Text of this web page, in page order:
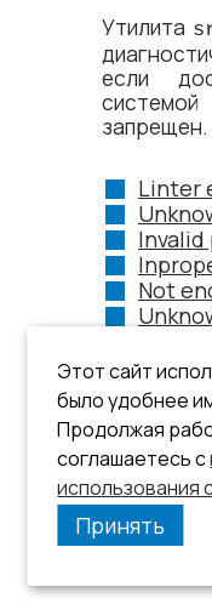
Утилита
если
запрещен.
Linter
Invalid
Not
Этот сайт
было удобнее
Продолжая
соглашаетесь с
использования
Принять